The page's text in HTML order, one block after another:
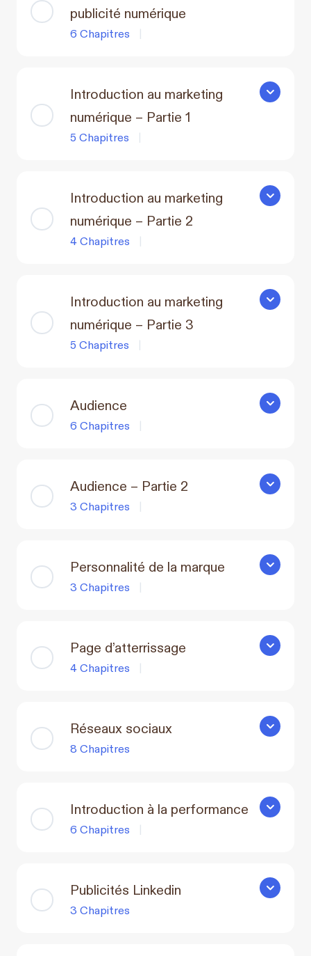
publicité numérique
6 Chapitres |
Introduction au marketing
numérique – Partie 1
5 Chapitres |
Introduction au marketing
numérique – Partie 2
4 Chapitres |
Introduction au marketing
numérique – Partie 3
5 Chapitres |
Audience
6 Chapitres |
Audience
Audience – Partie 2
3 Chapitres |
Audience
Personnalité de la marque
3 Chapitres |
Page d’atterrissage
4 Chapitres |
Page
Réseaux sociaux
8 Chapitres
Réseaux
Introduction à la performance
6 Chapitres |
Publicités Linkedin
3 Chapitres
Publicités